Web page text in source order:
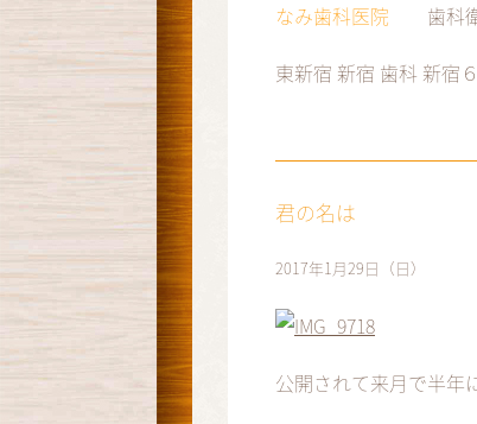
なみ歯科医院 歯科衛
東新宿 新宿 歯科 新宿
君の名は
2017年1月29日（日）
公開されて来月で半年